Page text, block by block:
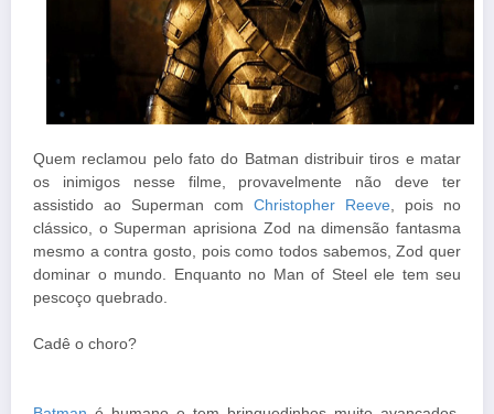
Quem reclamou pelo fato do Batman distribuir tiros e matar
os inimigos nesse filme, provavelmente não deve ter
assistido ao Superman com Christopher Reeve, pois no
clássico, o Superman aprisiona Zod na dimensão fantasma
mesmo a contra gosto, pois como todos sabemos, Zod quer
dominar o mundo. Enquanto no Man of Steel ele tem seu
pescoço quebrado.
Cadê o choro?